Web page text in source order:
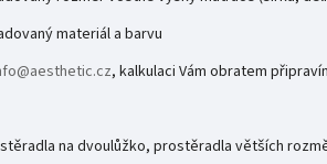
materiál a barvu
, kalkulaci Vám obratem
na dvoulůžko, prostěradla větších